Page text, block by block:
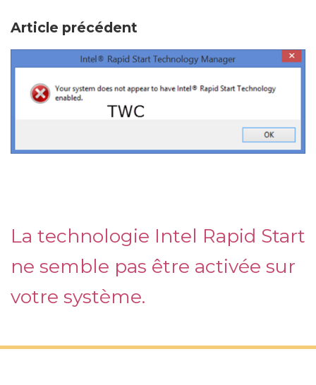
Article précédent
La technologie Intel Rapid Start
ne semble pas être activée sur
votre système.